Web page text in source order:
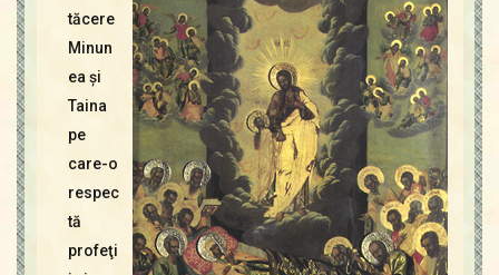
tăcere
Minun
ea şi
Taina
pe
care-o
respec
tă
profeţi